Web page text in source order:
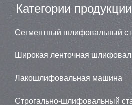
Категории продукции
Сегментный шлифовальный
Лакошлифовальная машина
Строгально-шлифовальный